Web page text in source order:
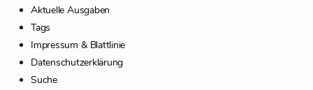
Aktuelle Ausgaben
Tags
Impressum & Blattlinie
Datenschutzerklärung
Suche